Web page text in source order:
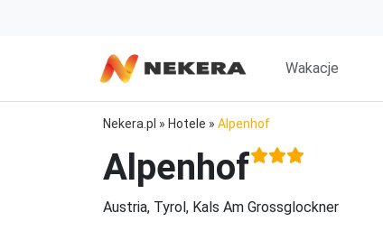
Wakacje
Nekera.pl » Hotele » Alpenhof
Alpenhof
Austria, Tyrol, Kals Am Grossglockner